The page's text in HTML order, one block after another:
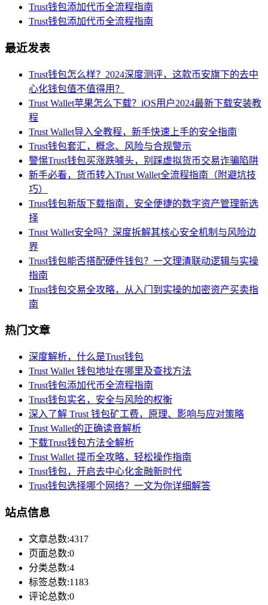
Trust钱包添加代币全流程指南
Trust钱包添加代币全流程指南
最近发表
Trust钱包怎么样？2024深度测评，这款币安旗下的去中
心化钱包值不值得用？
Trust Wallet苹果怎么下载？iOS用户2024最新下载安装教
程
Trust Wallet导入全教程，新手快速上手的安全指南
Trust钱包套汇，概念、风险与合规警示
警惕Trust钱包买涨跌噱头，别踩虚拟货币交易诈骗陷阱
新手必看，货币转入Trust Wallet全流程指南（附避坑技
巧）
Trust钱包新版下载指南，安全便捷的数字资产管理新选
择
Trust Wallet安全吗？深度拆解其核心安全机制与风险边
界
Trust钱包能否搭配硬件钱包？一文理清联动逻辑与实操
指南
Trust钱包交易全攻略，从入门到实操的加密资产买卖指
南
热门文章
深度解析，什么是Trust钱包
Trust Wallet 钱包地址在哪里及查找方法
Trust钱包添加代币全流程指南
Trust钱包实名，安全与风险的权衡
深入了解 Trust 钱包矿工费，原理、影响与应对策略
Trust Wallet的正确读音解析
下载Trust钱包方法全解析
Trust Wallet 提币全攻略，轻松操作指南
Trust钱包，开启去中心化金融新时代
Trust钱包选择哪个网络？一文为你详细解答
站点信息
文章总数:4317
页面总数:0
分类总数:4
标签总数:1183
评论总数:0